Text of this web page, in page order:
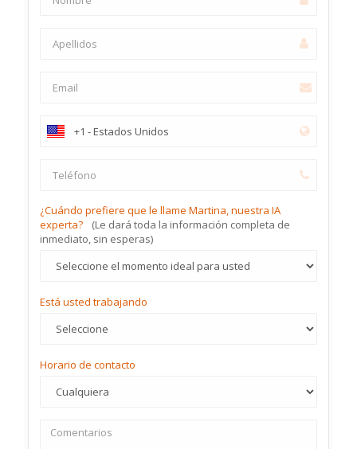
¿Cuándo prefiere que le llame Martina, nuestra IA
experta?
(Le dará toda la información completa de
inmediato, sin esperas)
Está usted trabajando
Horario de contacto